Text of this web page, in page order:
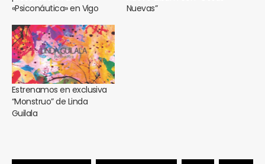
«Psiconáutica» en Vigo
Nuevas”
Estrenamos en exclusiva
“Monstruo” de Linda
Guilala